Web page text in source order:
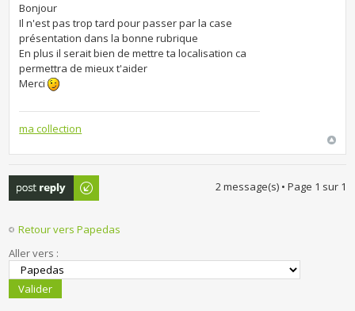
Bonjour
Il n'est pas trop tard pour passer par la case
présentation dans la bonne rubrique
En plus il serait bien de mettre ta localisation ca
permettra de mieux t'aider
Merci
ma collection
Publier une
réponse
2 message(s) • Page 1 sur 1
Retour vers Papedas
Aller vers :